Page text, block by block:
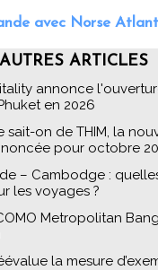
avec Norse
AUTRES ARTICLES
annonce
en 2026
sait-on de THIM, la
pour octobre
– Cambodge :
les voyages ?
Metropolitan
la mesure